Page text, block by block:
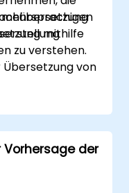
mehrsprachigen
mithilfe
zu verstehen.
von
zum Training
und zu
von
Vorhersage der